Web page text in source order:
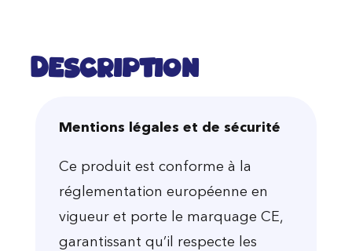
Description
Mentions légales et de sécurité
Ce produit est conforme à la
réglementation européenne en
vigueur et porte le marquage CE,
garantissant qu’il respecte les